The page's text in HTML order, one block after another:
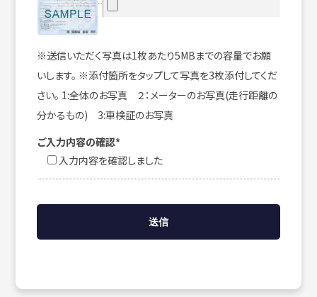
※送信いただく写真は1枚あたり5MBまでの容量でお願
いします。 ※添付箇所をタップして写真を3枚添付してくだ
さい。 1:全体のお写真 ２：メーターのお写真(走行距離の
分かるもの) 3:車検証のお写真
ご入力内容の確認*
入力内容を確認しました